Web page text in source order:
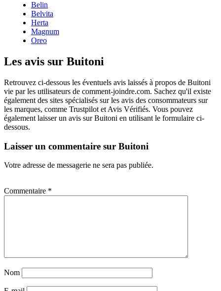
Belin
Belvita
Herta
Magnum
Oreo
Les avis sur Buitoni
Retrouvez ci-dessous les éventuels avis laissés à propos de Buitoni
vie par les utilisateurs de comment-joindre.com. Sachez qu'il existe
également des sites spécialisés sur les avis des consommateurs sur
les marques, comme Trustpilot et Avis Vérifiés. Vous pouvez
également laisser un avis sur Buitoni en utilisant le formulaire ci-
dessous.
Laisser un commentaire sur Buitoni
Votre adresse de messagerie ne sera pas publiée.
Commentaire *
Nom